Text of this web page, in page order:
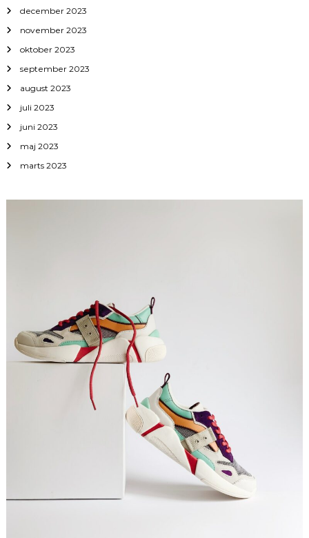
december 2023
november 2023
oktober 2023
september 2023
august 2023
juli 2023
juni 2023
maj 2023
marts 2023